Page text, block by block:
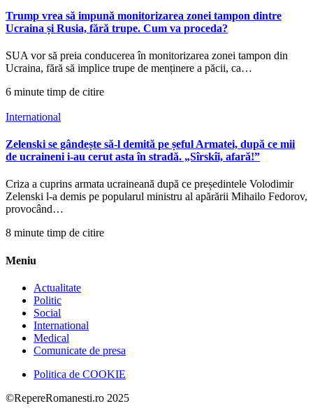
Trump vrea să impună monitorizarea zonei tampon dintre
Ucraina și Rusia, fără trupe. Cum va proceda?
SUA vor să preia conducerea în monitorizarea zonei tampon din
Ucraina, fără să implice trupe de menținere a păcii, ca…
6 minute timp de citire
International
Zelenski se gândește să-l demită pe șeful Armatei, după ce mii
de ucraineni i-au cerut asta în stradă. „Sîrskîi, afară!”
Criza a cuprins armata ucraineană după ce președintele Volodimir
Zelenski l-a demis pe popularul ministru al apărării Mihailo Fedorov,
provocând…
8 minute timp de citire
Meniu
Actualitate
Politic
Social
International
Medical
Comunicate de presa
Politica de COOKIE
©RepereRomanesti.ro 2025